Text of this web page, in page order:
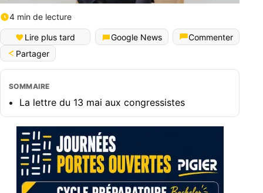
4 min de lecture
Lire plus tard Google News
Commenter
Partager
SOMMAIRE
La lettre du 13 mai aux congressistes